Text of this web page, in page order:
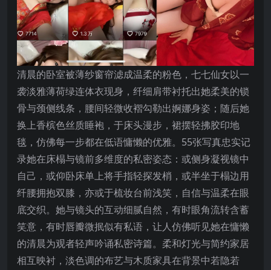
清晨的卧室被薄纱窗帘滤成温柔的粉色，七七仙女以一
袭淡雅薄荷绿连体衣现身，纤细肩带衬托出她柔美的锁
骨与颈侧线条，腰间轻微收褶勾勒出婀娜身姿；随后她
换上香槟色丝质睡袍，于床头漫步，裙摆轻拂胶印地
毯，仿佛每一步都在低语慵懒的优雅。55张写真忠实记
录她在床榻与镜前多维度的私密姿态：或侧身凝视镜中
自己，或仰卧床单上将手指轻探发梢，或半坐于榻边用
纤腰拥抱双膝，亦或于梳妆台前浅笑，自信与温柔在眼
底交织。她与镜头的互动细腻自然，有时眼角流转含蓄
笑意，有时唇瓣微抿似有私语，让人仿佛听见她在慵懒
的清晨为观者轻声吟诵私密诗篇。柔和灯光与简约家居
相互映衬，淡色调的布艺与木质家具在背景中若隐若